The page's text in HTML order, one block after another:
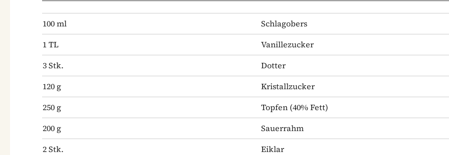
100ml
Schlagobers
1TL
Vanillezucker
3Stk.
Dotter
120 g
Kristallzucker
250 g Topfen (40% Fett)
200 g
Sauerrahm
2Stk.
Eiklar